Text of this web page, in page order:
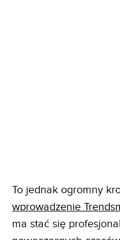
To jednak ogromny
wprowadzenie
ma stać się